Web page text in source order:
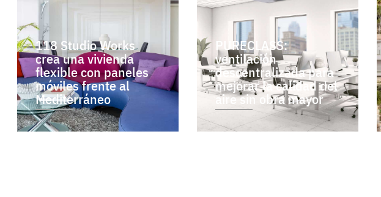
118 Studio Works
crea una vivienda
flexible con paneles
móviles frente al
Mediterráneo
PURECLASS:
ventilación
descentralizada para
mejorar la calidad del
aire sin obra mayor